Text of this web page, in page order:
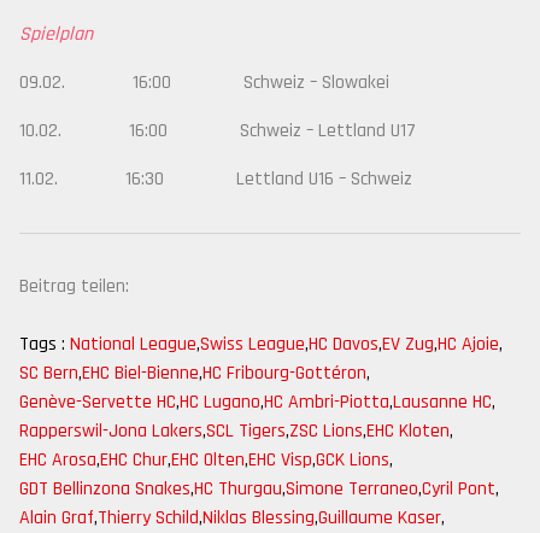
Spielplan
09.02. 16:00 Schweiz – Slowakei
10.02. 16:00 Schweiz – Lettland U17
11.02. 16:30 Lettland U16 – Schweiz
Beitrag teilen:
Tags : National League,Swiss League,HC Davos,EV Zug,HC Ajoie,
SC Bern,EHC Biel-Bienne,HC Fribourg-Gottéron,
Genève-Servette HC,HC Lugano,HC Ambri-Piotta,Lausanne HC,
Rapperswil-Jona Lakers,SCL Tigers,ZSC Lions,EHC Kloten,
EHC Arosa,EHC Chur,EHC Olten,EHC Visp,GCK Lions,
GDT Bellinzona Snakes,HC Thurgau,Simone Terraneo,Cyril Pont,
Alain Graf,Thierry Schild,Niklas Blessing,Guillaume Kaser,